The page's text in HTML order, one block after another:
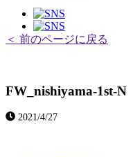
＜ 前のページに戻る
FW_nishiyama-1st-N
2021/4/27